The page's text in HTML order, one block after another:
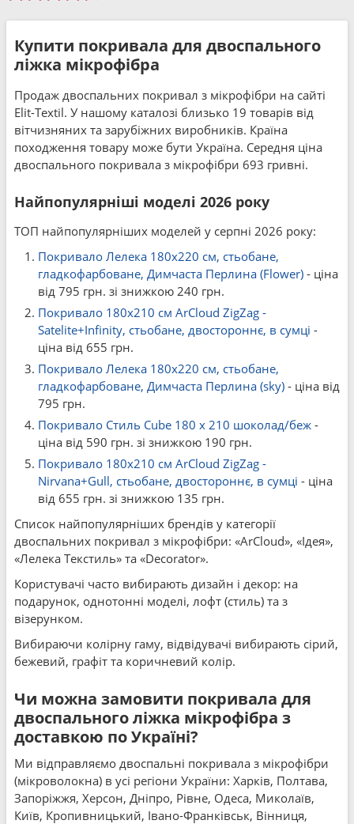
Купити покривала для двоспального
ліжка мікрофібра
Продаж двоспальних покривал з мікрофібри на сайті
Elit-Textil. У нашому каталозі близько 19 товарів від
вітчизняних та зарубіжних виробників. Країна
походження товару може бути Україна. Середня ціна
двоспального покривала з мікрофібри 693 гривні.
Найпопулярніші моделі 2026 року
ТОП найпопулярніших моделей у серпні 2026 року:
Покривало Лелека 180x220 см, стьобане,
гладкофарбоване, Димчаста Перлина (Flower) - ціна
від 795 грн. зі знижкою 240 грн.
Покривало 180x210 см ArCloud ZigZag -
Satelite+Infinity, стьобане, двостороннє, в сумці -
ціна від 655 грн.
Покривало Лелека 180x220 см, стьобане,
гладкофарбоване, Димчаста Перлина (sky) - ціна від
795 грн.
Покривало Стиль Cube 180 x 210 шоколад/беж -
ціна від 590 грн. зі знижкою 190 грн.
Покривало 180x210 см ArCloud ZigZag -
Nirvana+Gull, стьобане, двостороннє, в сумці - ціна
від 655 грн. зі знижкою 135 грн.
Список найпопулярніших брендів у категорії
двоспальних покривал з мікрофібри: «ArCloud», «Ідея»,
«Лелека Текстиль» та «Decorator».
Користувачі часто вибирають дизайн і декор: на
подарунок, однотонні моделі, лофт (стиль) та з
візерунком.
Вибираючи колірну гаму, відвідувачі вибирають сірий,
бежевий, графіт та коричневий колір.
Чи можна замовити покривала для
двоспального ліжка мікрофібра з
доставкою по Україні?
Ми відправляємо двоспальні покривала з мікрофібри
(мікроволокна) в усі регіони України: Харків, Полтава,
Запоріжжя, Херсон, Дніпро, Рівне, Одеса, Миколаїв,
Київ, Кропивницький, Івано-Франківськ, Вінниця,